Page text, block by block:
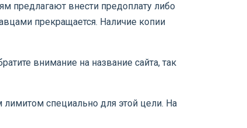
предлагают внести предоплату либо
прекращается. Наличие копии
внимание на название сайта, так
лимитом специально для этой цели. На